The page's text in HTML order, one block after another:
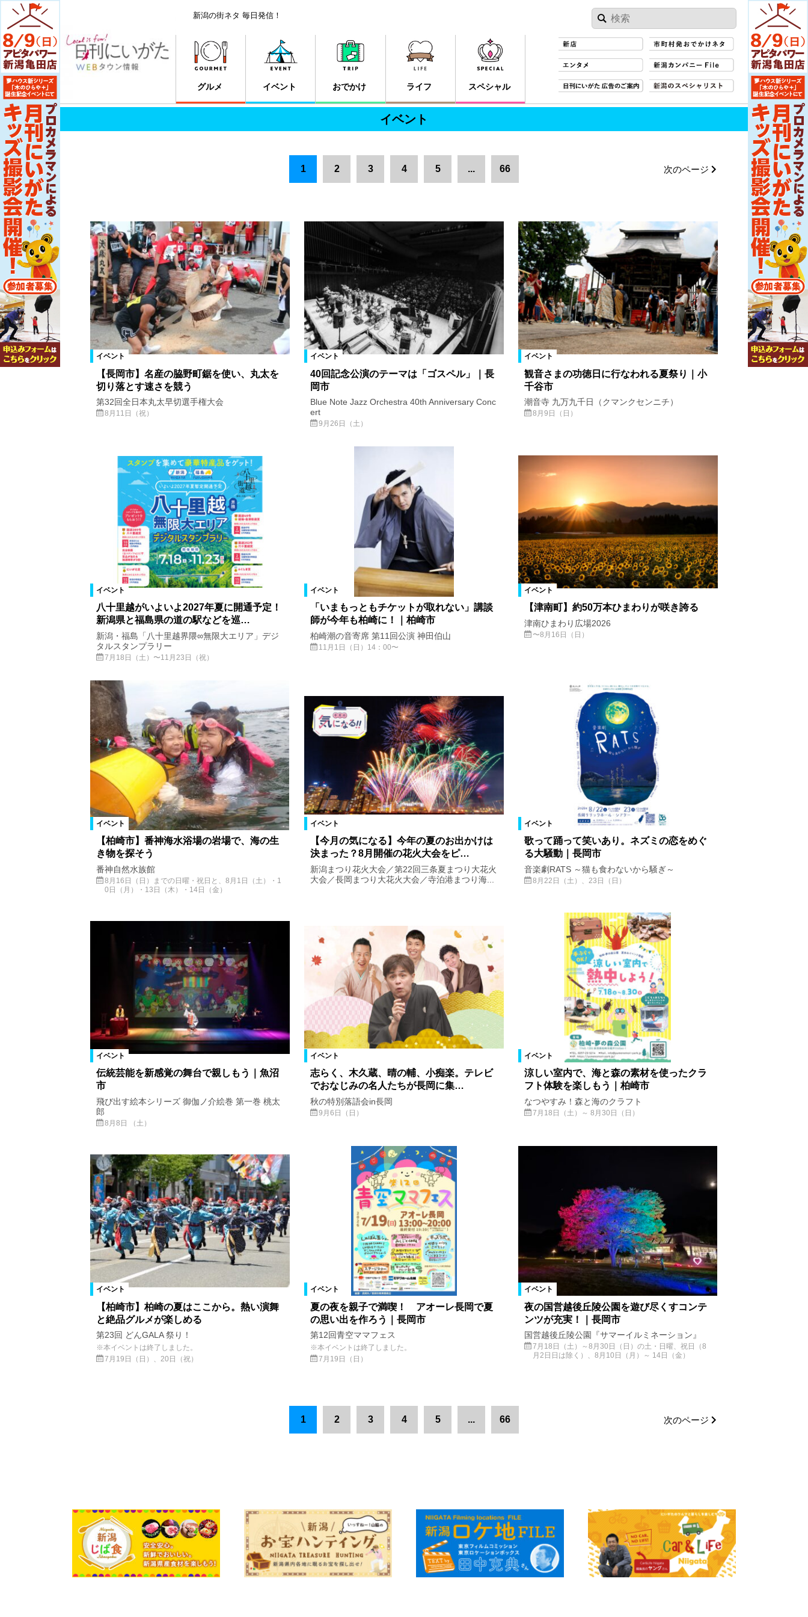
新潟の街ネタ 毎日発信！
グルメ イベント おでかけ ライフ スペシャル
イベント
1 2 3 4 5 ... 66 次のページ
イベント
【長岡市】名産の脇野町鋸を使い、丸太を
切り落とす速さを競う
第32回全日本丸太早切選手権大会
8月11日（祝）
イベント
40回記念公演のテーマは「ゴスペル」｜長
岡市
Blue Note Jazz Orchestra 40th Anniversary Conc
ert
9月26日（土）
イベント
観音さまの功徳日に行なわれる夏祭り｜小
千谷市
潮音寺 九万九千日（クマンクセンニチ）
8月9日（日）
イベント
八十里越がいよいよ2027年夏に開通予定！
新潟県と福島県の道の駅などを巡…
新潟・福島「八十里越界隈∞無限大エリア」デジ
タルスタンプラリー
7月18日（土）〜11月23日（祝）
イベント
「いまもっともチケットが取れない」講談
師が今年も柏崎に！｜柏崎市
柏崎潮の音寄席 第11回公演 神田伯山
11月1日（日）14：00〜
イベント
【津南町】約50万本ひまわりが咲き誇る
津南ひまわり広場2026
〜8月16日（日）
イベント
【柏崎市】番神海水浴場の岩場で、海の生
き物を探そう
番神自然水族館
8月16日（日）までの日曜・祝日と、8月1日（土）・1
0日（月）・13日（木）・14日（金）
イベント
【今月の気になる】今年の夏のお出かけは
決まった？8月開催の花火大会をピ…
新潟まつり花火大会／第22回三条夏まつり大花火
大会／長岡まつり大花火大会／寺泊港まつり海...
イベント
歌って踊って笑いあり。ネズミの恋をめぐ
る大騒動｜長岡市
音楽劇RATS ～猫も食わないから騒ぎ～
8月22日（土）、23日（日）
イベント
伝統芸能を新感覚の舞台で親しもう｜魚沼
市
飛び出す絵本シリーズ 御伽ノ介絵巻 第一巻 桃太
郎
8月8日 （土）
イベント
志らく、木久蔵、晴の輔、小痴楽。テレビ
でおなじみの名人たちが長岡に集…
秋の特別落語会in長岡
9月6日（日）
イベント
涼しい室内で、海と森の素材を使ったクラ
フト体験を楽しもう｜柏崎市
なつやすみ！森と海のクラフト
7月18日（土）～ 8月30日（日）
イベント
【柏崎市】柏崎の夏はここから。熱い演舞
と絶品グルメが楽しめる
第23回 どんGALA 祭り！
※本イベントは終了しました。
7月19日（日）、20日（祝）
イベント
夏の夜を親子で満喫！ アオーレ長岡で夏
の思い出を作ろう｜長岡市
第12回青空ママフェス
※本イベントは終了しました。
7月19日（日）
イベント
夜の国営越後丘陵公園を遊び尽くすコンテ
ンツが充実！｜長岡市
国営越後丘陵公園『サマーイルミネーション』
7月18日（土）～8月30日（日）の土・日曜、祝日（8
月2日日は除く）、8月10日（月）～ 14日（金）
1 2 3 4 5 ... 66 次のページ